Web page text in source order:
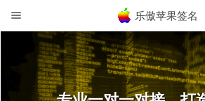
乐傲苹果签名